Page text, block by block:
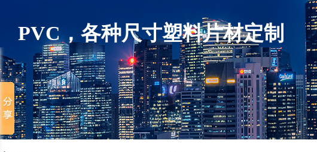
PVC，各种尺寸塑料片材定制